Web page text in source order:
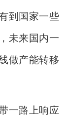
到国家一些
未来国内一
做产能转移
一路上响应